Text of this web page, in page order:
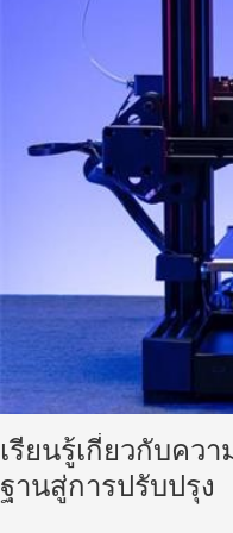
เรียนรู้เกี่ยวกับคว
ฐานสู่การปรับปรุง